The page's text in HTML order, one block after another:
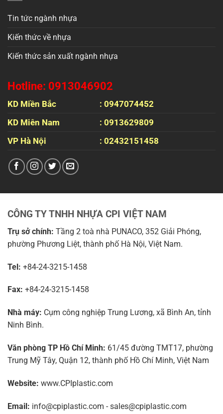
Tin tức ngành nhựa
Kiến thức về nhựa
Kiến thức sản xuất ngành nhựa
Hotline: 0913046902
KD Miền Bắc
: 0947074452
KD Miên Nam
: 0913629809
VP Hà Nội
: 02432151458
CÔNG TY TNHH NHỰA CPI VIỆT NAM
Trụ sở chính: Tầng 2 toà nhà PUNACO, 352 Giải Phóng,
phường Phương Liệt, thành phố Hà Nội, Việt Nam.
Tel: +84-24-3215-1458
Fax: +84-24-3215-1458
Nhà máy: Cụm công nghiệp Trung Lương, xã Bình An, tỉnh
Ninh Bình.
Văn phòng TP Hồ Chí Minh: 61/45 đường TMT17, phường
Trung Mỹ Tây, Quận 12, thành phố Hồ Chí Minh, Việt Nam
Website: www.CPIplastic.com
Email: info@cpiplastic.com - sales@cpiplastic.com